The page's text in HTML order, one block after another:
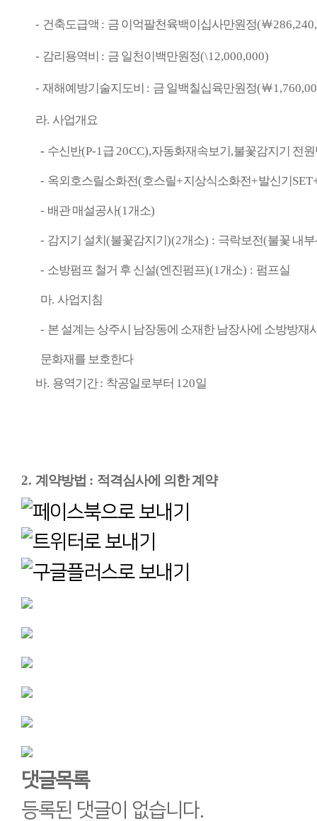
- 건축도급액 : 금 이억팔천육백이십사만원정(￦
- 감리용역비 : 금 일천이백만원정(\12,000,000)
- 재해예방기술지도비 : 금 일백칠십육만원정(￦
라. 사업개요
- 수신반(P-1급20CC),자동화재속보기,불꽃감지기 전
- 옥외호스릴소화전(호스릴+지상식소화전+발신기
- 배관 매설공사(1개소)
- 감지기 설치(불꽃감지기)(2개소) : 극락보전(불꽃 내부
- 소방펌프 철거 후 신설(엔진펌프)(1개소) : 펌프실
마. 사업지침
- 본 설계는 상주시 남장동에 소재한 남장사에 소방방재
문화재를 보호한다
바. 용역기간: 착공일로부터 120일
2. 계약방법 : 적격심사에 의한 계약
댓글목록
등록된 댓글이 없습니다.